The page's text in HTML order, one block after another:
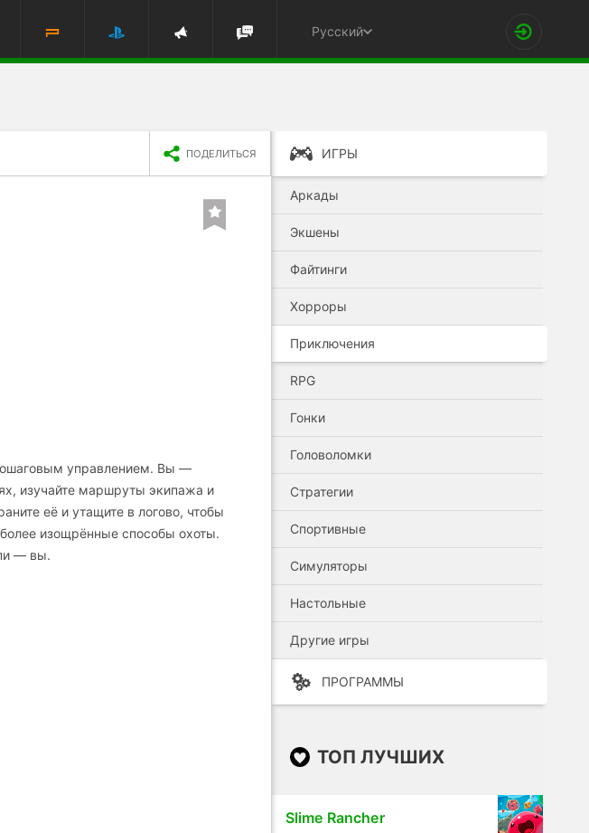
Русский
ПОДЕЛИТЬСЯ
управлением. Вы —
изучайте маршруты экипажа и
её и утащите в логово, чтобы
изощрённые способы охоты.
— вы.
ИГРЫ
Аркады
Экшены
Файтинги
Хорроры
Приключения
RPG
Гонки
Головоломки
Стратегии
Спортивные
Симуляторы
Настольные
Другие игры
ПРОГРАММЫ
ТОП ЛУЧШИХ
Slime Rancher